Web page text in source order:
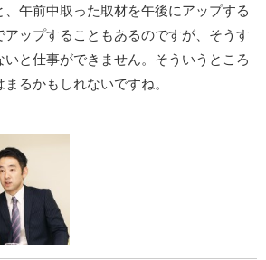
午前中取った取材を午後にアップする
アップすることもあるのですが、そうす
いと仕事ができません。そういうところ
るかもしれないですね。